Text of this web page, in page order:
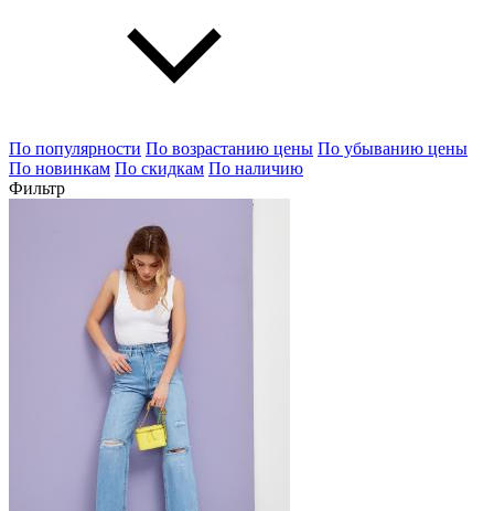
По популярности По возрастанию цены По убыванию цены
По новинкам По скидкам По наличию
Фильтр